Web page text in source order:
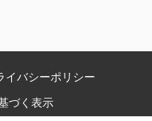
イバシーポリシー
づく表示